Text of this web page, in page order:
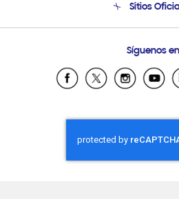
Condiciones de
Soporte vía
Sitios
Samsung
Samsung El
Samsung
Samsung
Samsung
Síguenos